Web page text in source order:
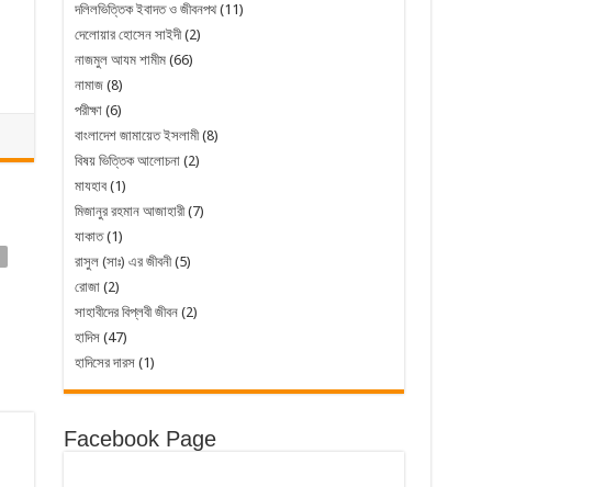
দলিলভিত্তিক ইবাদত ও জীবনপথ(11)
দেলোয়ার হোসেন সাইদী(2)
নাজমুল আযম শামীম(66)
নামাজ(8)
পরীক্ষা(6)
বাংলাদেশ জামায়েত ইসলামী(8)
বিষয় ভিত্তিক আলোচনা(2)
মাযহাব(1)
মিজানুর রহমান আজাহারী(7)
যাকাত(1)
রাসুল (সাঃ) এর জীবনী(5)
রোজা(2)
সাহাবীদের বিপ্লবী জীবন(2)
হাদিস(47)
হাদিসের দারস(1)
Facebook Page